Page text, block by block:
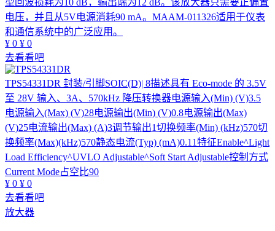
型回波损耗为10 dB，输出端为12 dB。该放大器只需要正偏置
电压，并且从5V电源消耗90 mA。MAAM-011326适用于仪表
和通信系统中的广泛应用。
¥ 0 ¥ 0
去看看吧
TPS54331DR 封装/引脚SOIC(D)| 8描述具有 Eco-mode 的 3.5V
至 28V 输入、3A、570kHz 降压转换器电源输入(Min) (V)3.5
电源输入(Max) (V)28电源输出(Min) (V)0.8电源输出(Max)
(V)25电流输出(Max) (A)3调节输出1切换频率(Min) (kHz)570切
换频率(Max)(kHz)570静态电流(Typ) (mA)0.11特征Enable^Light
Load Efficiency^UVLO Adjustable^Soft Start Adjustable控制方式
Current Mode占空比90
¥ 0 ¥ 0
去看看吧
放大器